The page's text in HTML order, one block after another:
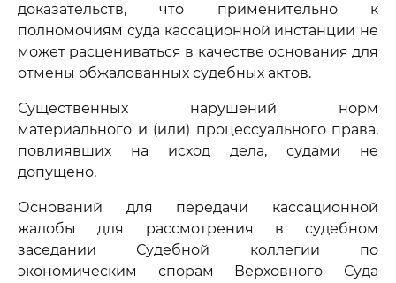
доказательств, что применительно к
полномочиям суда кассационной инстанции не
может расцениваться в качестве основания для
отмены обжалованных судебных актов.
Существенных нарушений норм
материального и (или) процессуального права,
повлиявших на исход дела, судами не
допущено.
Оснований для передачи кассационной
жалобы для рассмотрения в судебном
заседании Судебной коллегии по
экономическим спорам Верховного Суда